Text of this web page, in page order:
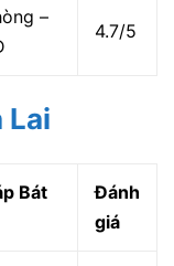
–
4.7/5
Lai
Bát
Đánh
giá